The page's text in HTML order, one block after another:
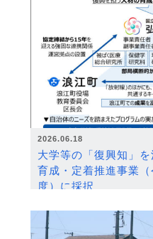
2026.06.18
大学等の「復興知」
育成・定着推進事業
度）に採択